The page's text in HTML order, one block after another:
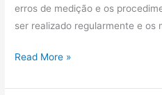
erros de medição e os
ser realizado regularmente e os
Read More »